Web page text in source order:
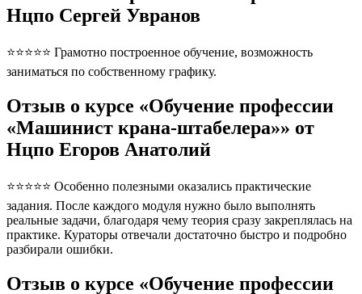
Нцпо Сергей Увранов
⭐⭐⭐⭐⭐ Грамотно построенное обучение, возможность
заниматься по собственному графику.
Отзыв о курсе «Обучение профессии
«Машинист крана-штабелера»» от
Нцпо Егоров Анатолий
⭐⭐⭐⭐⭐ Особенно полезными оказались практические
задания. После каждого модуля нужно было выполнять
реальные задачи, благодаря чему теория сразу закреплялась на
практике. Кураторы отвечали достаточно быстро и подробно
разбирали ошибки.
Отзыв о курсе «Обучение профессии